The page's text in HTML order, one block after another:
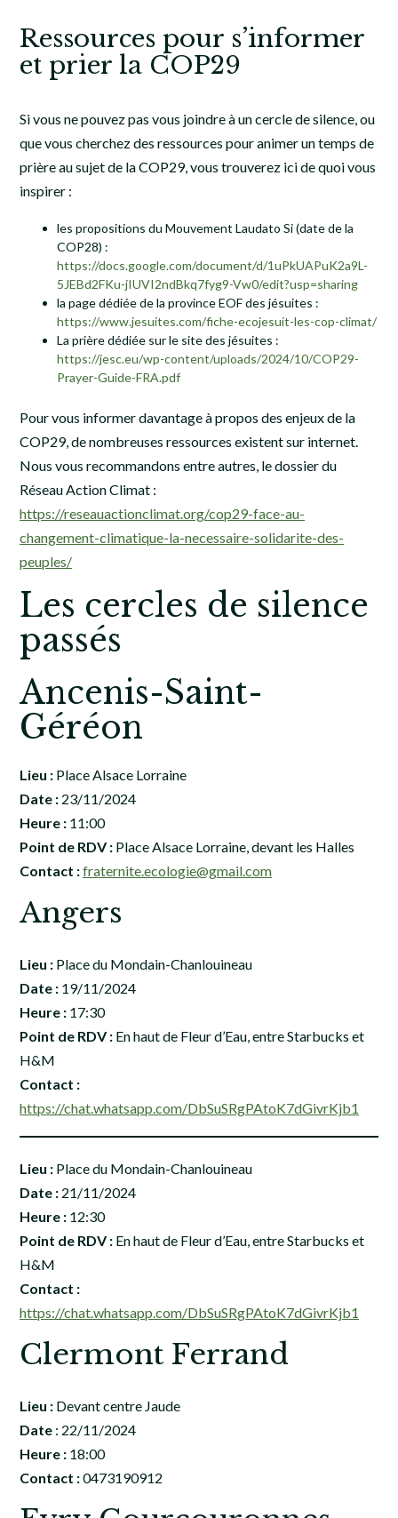
Ressources pour s’informer
et prier la COP29
Si vous ne pouvez pas vous joindre à un cercle de silence, ou
que vous cherchez des ressources pour animer un temps de
prière au sujet de la COP29, vous trouverez ici de quoi vous
inspirer :
les propositions du Mouvement Laudato Si (date de la
COP28) :
https://docs.google.com/document/d/1uPkUAPuK2a9L-
5JEBd2FKu-jIUVI2ndBkq7fyg9-Vw0/edit?usp=sharing
la page dédiée de la province EOF des jésuites :
https://www.jesuites.com/fiche-ecojesuit-les-cop-climat/
La prière dédiée sur le site des jésuites :
https://jesc.eu/wp-content/uploads/2024/10/COP29-
Prayer-Guide-FRA.pdf
Pour vous informer davantage à propos des enjeux de la
COP29, de nombreuses ressources existent sur internet.
Nous vous recommandons entre autres, le dossier du
Réseau Action Climat :
https://reseauactionclimat.org/cop29-face-au-
changement-climatique-la-necessaire-solidarite-des-
peuples/
Les cercles de silence
passés
Ancenis-Saint-
Géréon
Lieu : Place Alsace Lorraine
Date : 23/11/2024
Heure : 11:00
Point de RDV : Place Alsace Lorraine, devant les Halles
Contact :fraternite.ecologie@gmail.com
Angers
Lieu : Place du Mondain-Chanlouineau
Date : 19/11/2024
Heure : 17:30
Point de RDV : En haut de Fleur d’Eau, entre Starbucks et
H&M
Contact :
https://chat.whatsapp.com/DbSuSRgPAtoK7dGivrKjb1
Lieu : Place du Mondain-Chanlouineau
Date : 21/11/2024
Heure : 12:30
Point de RDV : En haut de Fleur d’Eau, entre Starbucks et
H&M
Contact :
https://chat.whatsapp.com/DbSuSRgPAtoK7dGivrKjb1
Clermont Ferrand
Lieu : Devant centre Jaude
Date : 22/11/2024
Heure : 18:00
Contact :0473190912